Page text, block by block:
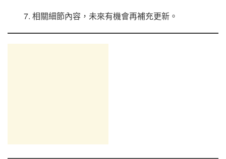
7. 相關細節內容，未來有機會再補充更新。